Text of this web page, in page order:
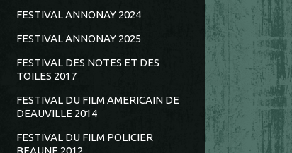
FESTIVAL ANNONAY 2024
FESTIVAL ANNONAY 2025
FESTIVAL DES NOTES ET DES
TOILES 2017
FESTIVAL DU FILM AMERICAIN DE
DEAUVILLE 2014
FESTIVAL DU FILM POLICIER